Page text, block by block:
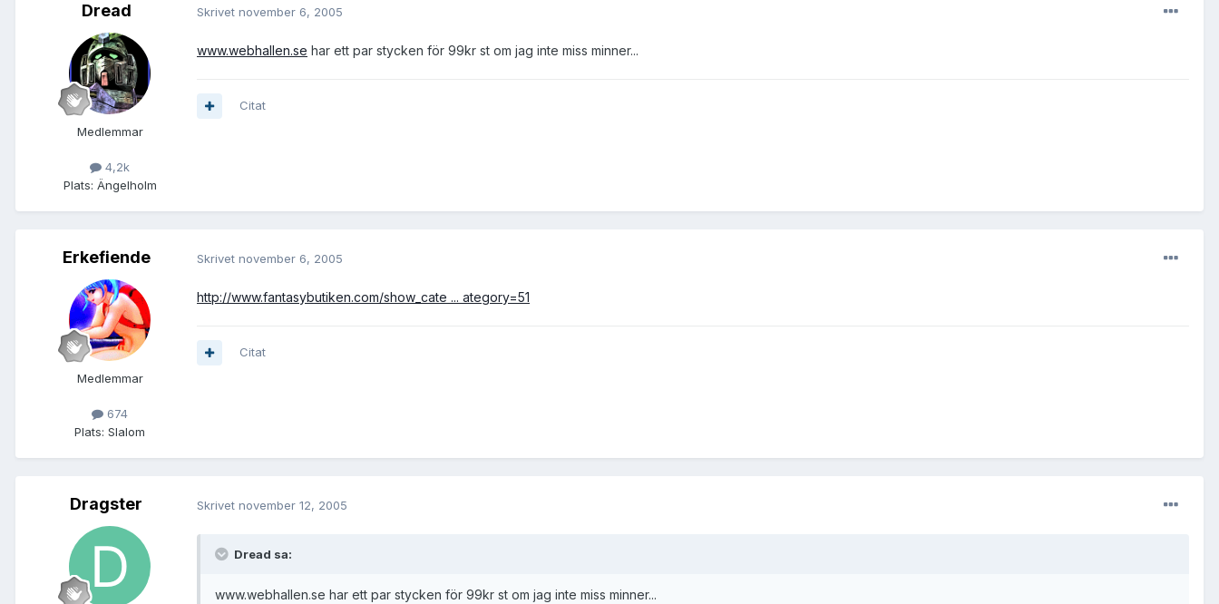
Dread
Medlemmar
4,2k
Plats: Ängelholm
Skrivet november 6, 2005
www.webhallen.se har ett par stycken för 99kr st om jag inte miss minner...
Citat
Erkefiende
Medlemmar
674
Plats: Slalom
Skrivet november 6, 2005
http://www.fantasybutiken.com/show_cate ... ategory=51
Citat
Dragster Skrivet november 12, 2005
Dread sa:
www.webhallen.se har ett par stycken för 99kr st om jag inte miss minner...